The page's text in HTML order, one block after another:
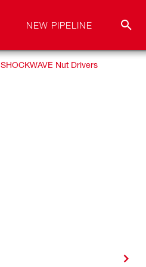
NEW PIPELINE
SHOCKWAVE Nut Drivers